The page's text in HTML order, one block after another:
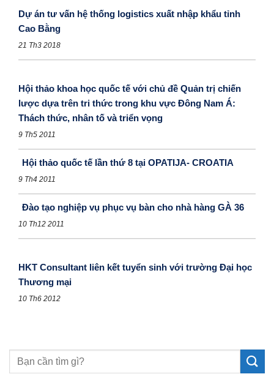
Dự án tư vấn hệ thống logistics xuất nhập khẩu tỉnh
Cao Bằng
21 Th3 2018
Hội thảo khoa học quốc tế với chủ đề Quản trị chiến
lược dựa trên tri thức trong khu vực Đông Nam Á:
Thách thức, nhân tố và triển vọng
9 Th5 2011
Hội thảo quốc tế lần thứ 8 tại OPATIJA- CROATIA
9 Th4 2011
Đào tạo nghiệp vụ phục vụ bàn cho nhà hàng GÀ 36
10 Th12 2011
HKT Consultant liên kết tuyển sinh với trường Đại học
Thương mại
10 Th6 2012